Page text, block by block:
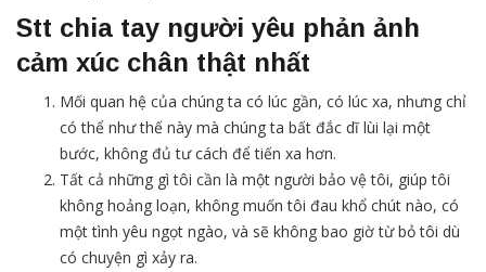
Stt chia tay người yêu phản ảnh
cảm xúc chân thật nhất
Mối quan hệ của chúng ta có lúc gần, có lúc xa, nhưng chỉ
có thể như thế này mà chúng ta bất đắc dĩ lùi lại một
bước, không đủ tư cách để tiến xa hơn.
Tất cả những gì tôi cần là một người bảo vệ tôi, giúp tôi
không hoảng loạn, không muốn tôi đau khổ chút nào, có
một tình yêu ngọt ngào, và sẽ không bao giờ từ bỏ tôi dù
có chuyện gì xảy ra.